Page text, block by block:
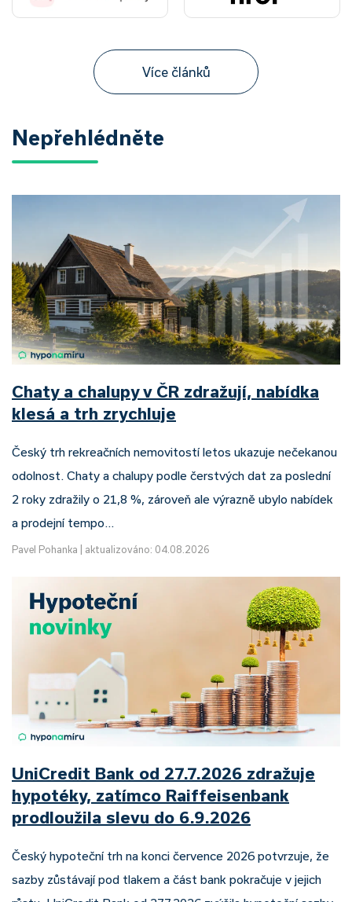
Více článků
Nepřehlédněte
Chaty a chalupy v ČR zdražují, nabídka
klesá a trh zrychluje
Český trh rekreačních nemovitostí letos ukazuje nečekanou
odolnost. Chaty a chalupy podle čerstvých dat za poslední
2 roky zdražily o 21,8 %, zároveň ale výrazně ubylo nabídek
a prodejní tempo…
Pavel Pohanka aktualizováno: 04.08.2026
UniCredit Bank od 27.7.2026 zdražuje
hypotéky, zatímco Raiffeisenbank
prodloužila slevu do 6.9.2026
Český hypoteční trh na konci července 2026 potvrzuje, že
sazby zůstávají pod tlakem a část bank pokračuje v jejich